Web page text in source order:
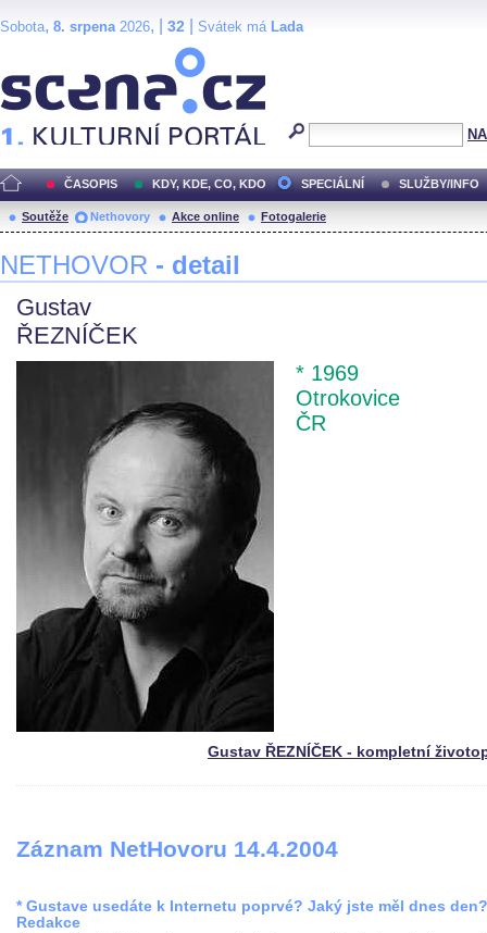
Sobota, 8. srpena2026, | 32 Svátek má Lada
ČASOPIS KDY, KDE, CO, KDO SPECIÁLNÍ SLUŽBY/INFO
Soutěže Nethovory Akce online Fotogalerie
NETHOVOR - detail
Gustav
ŘEZNÍČEK
* 1969
Otrokovice
ČR
Gustav ŘEZNÍČEK - kompletní
Záznam NetHovoru 14.4.2004
* Gustave usedáte k Internetu poprvé? Jaký jste měl dnes den?
Redakce